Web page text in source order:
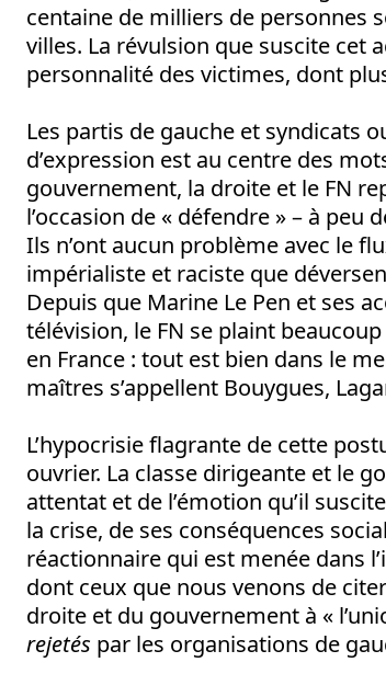
centaine de milliers de personnes
villes. La révulsion que suscite cet
personnalité des victimes, dont
Les partis de gauche et syndicats
d’expression est au centre des
gouvernement, la droite et le FN
l’occasion de « défendre » – à peu
Ils n’ont aucun problème avec le
impérialiste et raciste que
Depuis que Marine Le Pen et ses
télévision, le FN se plaint
en France : tout est bien dans le
maîtres s’appellent Bouygues,
L’hypocrisie flagrante de cette
ouvrier. La classe dirigeante et le
attentat et de l’émotion qu’il
la crise, de ses conséquences
réactionnaire qui est menée dans
dont ceux que nous venons de
droite et du gouvernement à «
rejetés par les organisations de